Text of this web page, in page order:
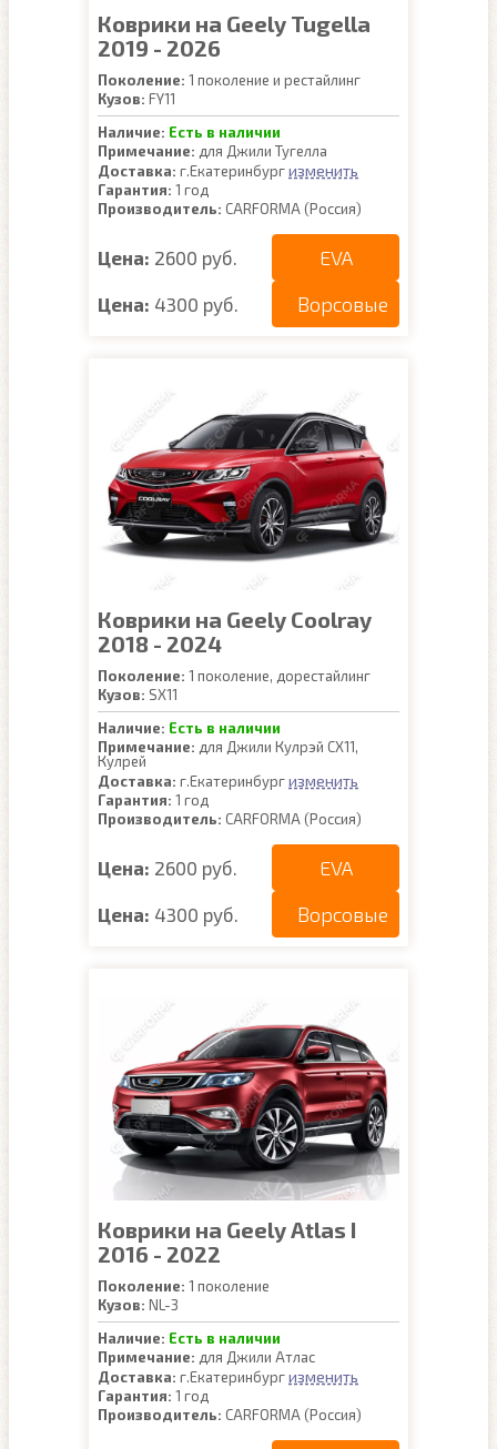
Коврики на Geely Tugella
2019 - 2026
Поколение: 1 поколение и рестайлинг
Кузов: FY11
Наличие: Есть в наличии
Примечание: для Джили Тугелла
Доставка: г.Екатеринбургизменить
Гарантия: 1 год
Производитель: CARFORMA (Россия)
Цена: 2600 руб. EVA
Цена: 4300 руб. Ворсовые
Коврики на Geely Coolray
2018 - 2024
Поколение: 1 поколение, дорестайлинг
Кузов: SX11
Наличие: Есть в наличии
Примечание: для Джили Кулрэй СХ11,
Кулрей
Доставка: г.Екатеринбургизменить
Гарантия: 1 год
Производитель: CARFORMA (Россия)
Цена: 2600 руб. EVA
Цена: 4300 руб. Ворсовые
Коврики на Geely Atlas I
2016 - 2022
Поколение: 1 поколение
Кузов: NL-3
Наличие: Есть в наличии
Примечание: для Джили Атлас
Доставка: г.Екатеринбургизменить
Гарантия: 1 год
Производитель: CARFORMA (Россия)